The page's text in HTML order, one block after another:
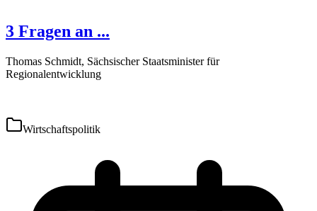
3 Fragen an ...
Thomas Schmidt, Sächsischer Staatsminister für
Regionalentwicklung
Wirtschaftspolitik